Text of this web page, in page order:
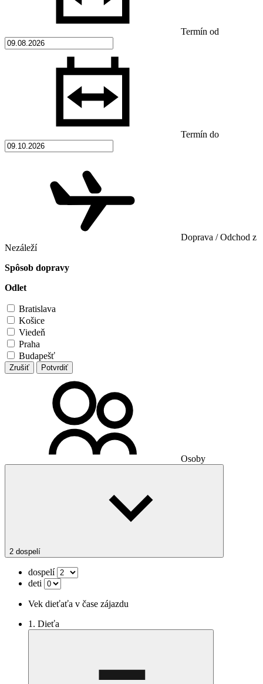
Termín od
Termín do
Doprava / Odchod z
Nezáleží
Spôsob dopravy
Odlet
Bratislava
Košice
Viedeň
Praha
Budapešť
Zrušiť Potvrdiť
Osoby
2 dospelí
dospelí
deti
Vek dieťaťa v čase zájazdu
1. Dieťa